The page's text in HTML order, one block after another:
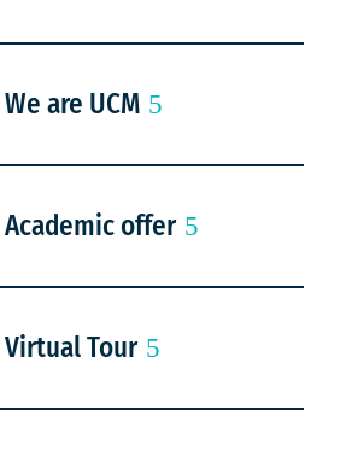
We are UCM
Academic offer
Virtual Tour